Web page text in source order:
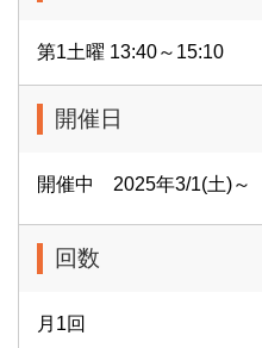
第1土曜 13:40～15:10
開催日
開催中 2025年3/1(土)～
回数
月1回